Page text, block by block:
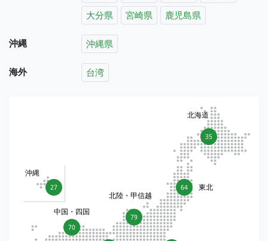
大分県
宮崎県 鹿児島県
沖縄 沖縄県
海外 台湾
35
北海道
64 東北
79
北陸・甲信越
70
中国・四国
27
沖縄